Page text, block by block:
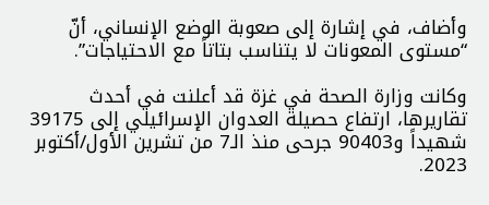
وأضاف، في إشارة إلى صعوبة الوضع الإنساني، أنّ
“مستوى المعونات لا يتناسب بتاتاً مع الاحتياجات”.
وكانت وزارة الصحة في غزة قد أعلنت في أحدث
تقاريرها، ارتفاع حصيلة العدوان الإسرائيلي إلى 39175
شهيداً و90403 جرحى منذ الـ7 من تشرين الأول/أكتوبر
2023.